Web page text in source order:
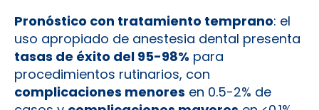
Pronóstico con tratamiento temprano: el
uso apropiado de anestesia dental presenta
tasas de éxito del 95-98% para
procedimientos rutinarios, con
complicaciones menores en 0.5-2% de